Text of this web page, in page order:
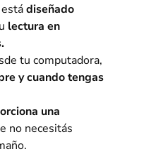
estádiseñado
lectura en
tu computadora,
y cuando tengas
una
no necesitás